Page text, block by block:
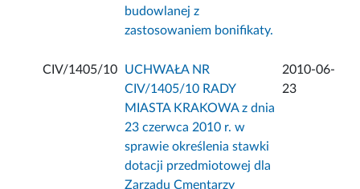
budowlanej z
zastosowaniem bonifikaty.
CIV/1405/10
UCHWAŁA NR
CIV/1405/10 RADY
MIASTA KRAKOWA z dnia
23 czerwca 2010 r. w
sprawie określenia stawki
dotacji przedmiotowej dla
Zarządu Cmentarzy
2010-06-
23